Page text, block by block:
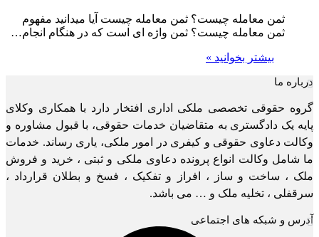
ثمن معامله چیست؟ ثمن معامله چیست آیا میدانید مفهوم
ثمن معامله چیست؟ ثمن واژه ای است که در هنگام انجام…
بیشتر بخوانید »
درباره ما
گروه حقوقی تخصصی ملکی اداری افتخار دارد با همکاری وکلای
پایه یک دادگستری به متقاضیان خدمات حقوقی، با قبول مشاوره و
وکالت دعاوی حقوقی و کیفری در امور ملکی، یاری رساند. خدمات
ما شامل وکالت انواع پرونده دعاوی ملکی و ثبتی ، خرید و فروش
ملک ، ساخت و ساز ، افراز و تفکیک ، فسخ و بطلان قرارداد ،
سرقفلی ، تخلیه ملک و … می باشد.
آدرس و شبکه های اجتماعی